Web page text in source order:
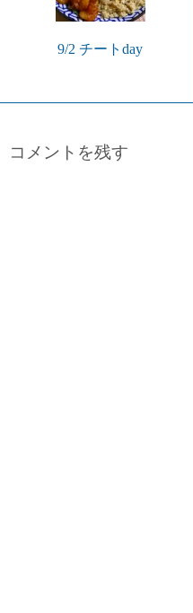
9/2 チートday
コメントを残す